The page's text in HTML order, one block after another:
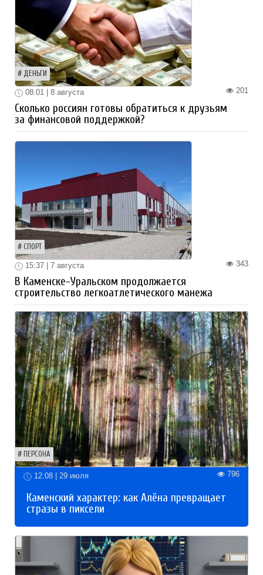
ДЕНЬГИ
201
08:01 | 8 августа
Сколько россиян готовы обратиться к друзьям
за финансовой поддержкой?
СПОРТ
343
15:37 | 7 августа
В Каменске-Уральском продолжается
строительство легкоатлетического манежа
ПЕРСОНА
12:08 | 29 июля 796
Каменский характер: как Алёна превращает
стразы в пиксели